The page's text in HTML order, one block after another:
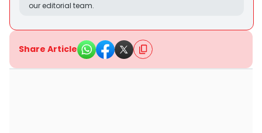
our editorial team.
Share Article